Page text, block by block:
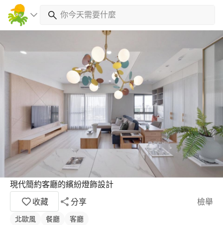
現代簡約客廳的繽紛燈飾設計
收藏
分享 檢舉
北歐風 餐廳
客廳